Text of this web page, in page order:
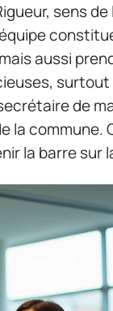
sens de
aussi
surtout
de
la commune.
la barre sur